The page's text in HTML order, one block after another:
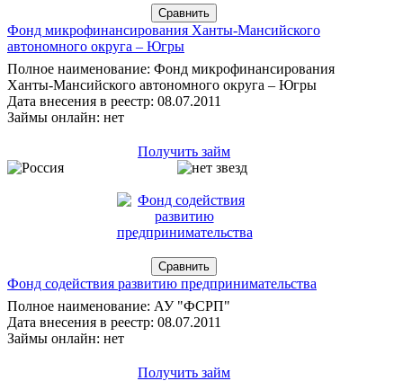
Фонд микрофинансирования Ханты-Мансийского
автономного округа – Югры
Полное наименование: Фонд микрофинансирования
Ханты-Мансийского автономного округа – Югры
Дата внесения в реестр: 08.07.2011
Займы онлайн: нет
Получить займ
Фонд содействия развитию предпринимательства
Полное наименование: АУ "ФСРП"
Дата внесения в реестр: 08.07.2011
Займы онлайн: нет
Получить займ